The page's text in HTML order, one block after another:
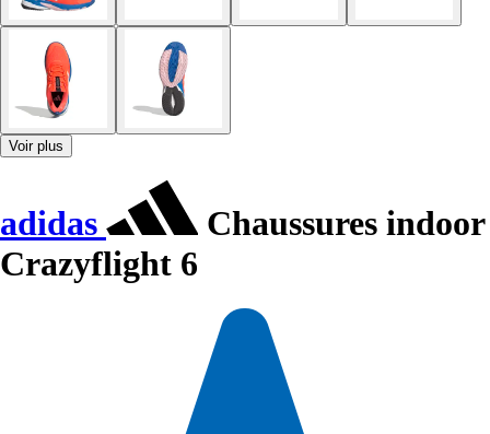
Voir plus
adidas
Chaussures indoor
Crazyflight 6